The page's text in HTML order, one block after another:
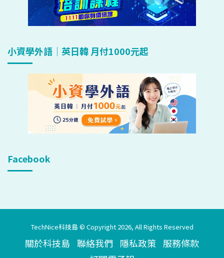
小資學外語｜英日韓 月付1000元起
Facebook
TechNice科技島 © Copyright 2026, All Rights Reserved
關於科技島 聯絡我們 隱私政策 服務條款